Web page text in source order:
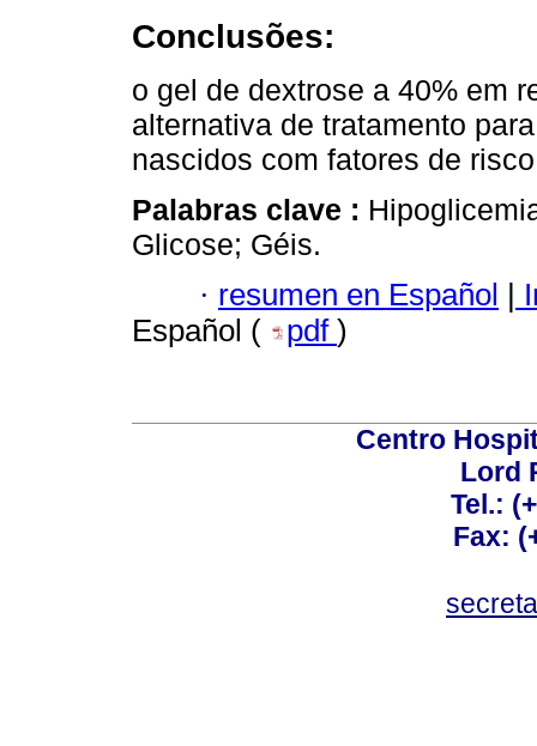
Conclusões:
o gel de dextrose a 40% em
alternativa de tratamento
nascidos com fatores de
Palabras clave :
Glicose; Géis.
· resumen en Español
Español (
pdf )
Centro
Lord
Tel.:
Fax: